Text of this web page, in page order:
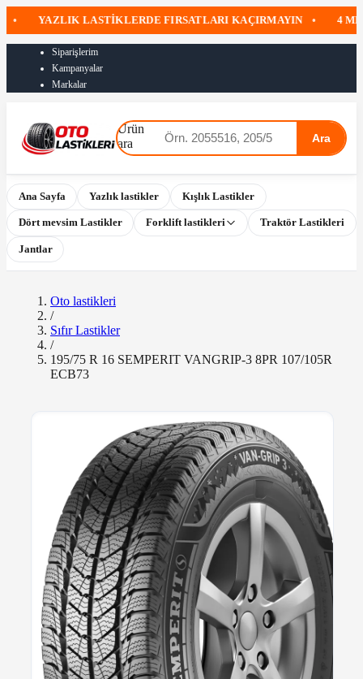
YAZLIK LASTIKLERDE FIRSATLARI KAÇIRMAYIN • 4
Siparişlerim
Kampanyalar
Markalar
Ürün
ara
Ara
Ana Sayfa Yazlık lastikler Kışlık Lastikler
Dört mevsim Lastikler Forklift lastikleri Traktör Lastikleri
Jantlar
Oto lastikleri
/
Sıfır Lastikler
/
195/75 R 16 SEMPERIT VANGRIP-3 8PR 107/105R
ECB73